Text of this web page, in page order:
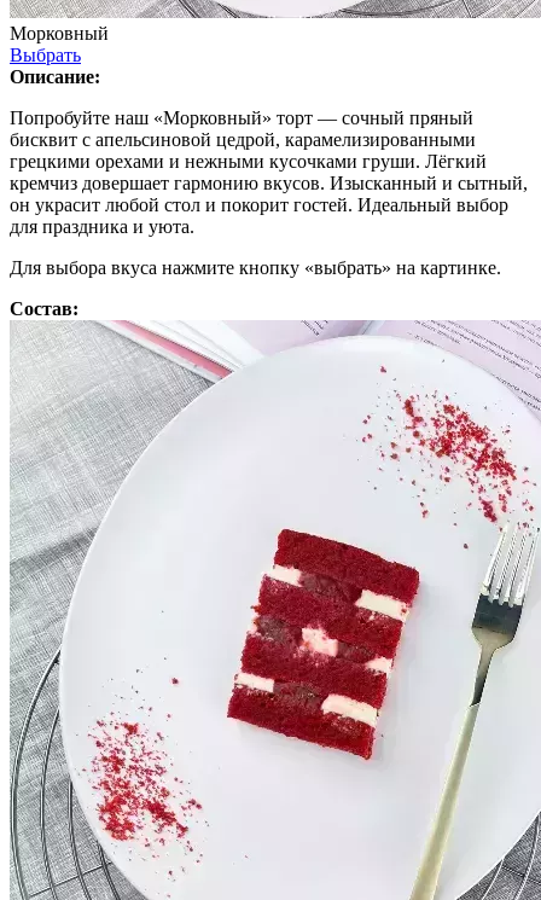
Морковный
Выбрать
Описание:
Попробуйте наш «Морковный» торт — сочный пряный
бисквит с апельсиновой цедрой, карамелизированными
грецкими орехами и нежными кусочками груши. Лёгкий
кремчиз довершает гармонию вкусов. Изысканный и сытный,
он украсит любой стол и покорит гостей. Идеальный выбор
для праздника и уюта.
Для выбора вкуса нажмите кнопку «выбрать» на картинке.
Состав: